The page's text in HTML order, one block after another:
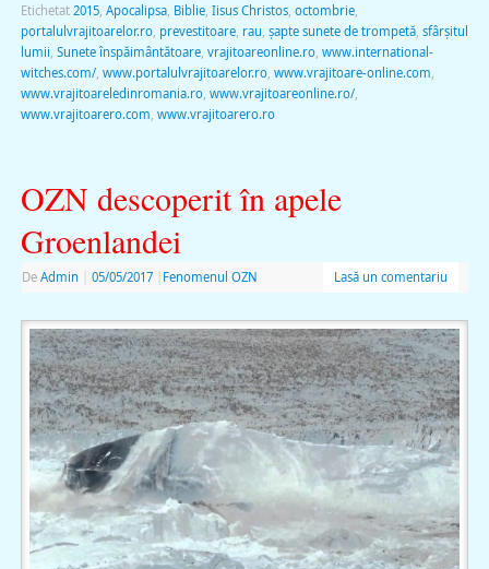
Etichetat 2015, Apocalipsa, Biblie, Iisus Christos, octombrie,
portalulvrajitoarelor.ro, prevestitoare, rau şapte sunete de trompetă, sfârşitul
lumii Sunete înspăimântătoare, vrajitoareonline.ro, www.international-
witches.com/, www.portalulvrajitoarelor.ro, www.vrajitoare-online.com
www.vrajitoareledinromania.ro, www.vrajitoareonline.ro/,
www.vrajitoarero.com www.vrajitoarero.ro
OZN descoperit în apele
Groenlandei
De Admin 05/05/2017 Fenomenul OZN Lasă un comentariu